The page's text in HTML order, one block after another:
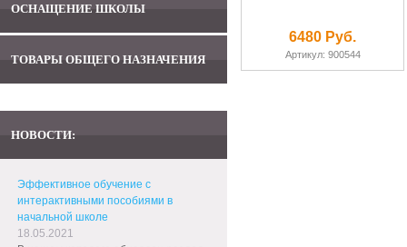
ОСНАЩЕНИЕ ШКОЛЫ
ТОВАРЫ ОБЩЕГО НАЗНАЧЕНИЯ
НОВОСТИ:
Эффективное обучение с
интерактивными пособиями в
начальной школе
18.05.2021
6480 Руб.
Артикул: 900544